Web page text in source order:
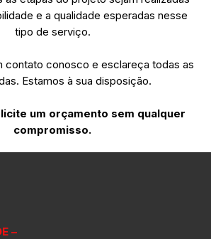
e a qualidade esperadas nesse
tipo de serviço.
contato conosco e esclareça todas as
Estamos à sua disposição.
um orçamento sem qualquer
compromisso.
–